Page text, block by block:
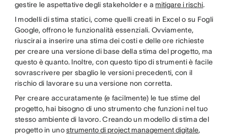
gestire le aspettative degli stakeholder e a mitigare i rischi.
I modelli di stima statici, come quelli creati in Excel o su Fogli
Google, offrono le funzionalità essenziali. Ovviamente,
riuscirai a inserire una stima dei costi e delle ore richieste
per creare una versione di base della stima del progetto, ma
questo è quanto. Inoltre, con questo tipo di strumenti è facile
sovrascrivere per sbaglio le versioni precedenti, con il
rischio di lavorare su una versione non corretta.
Per creare accuratamente (e facilmente) le tue stime del
progetto, hai bisogno di uno strumento che funzioni nel tuo
stesso ambiente di lavoro. Creando un modello di stima del
progetto in unostrumento di project management digitale,